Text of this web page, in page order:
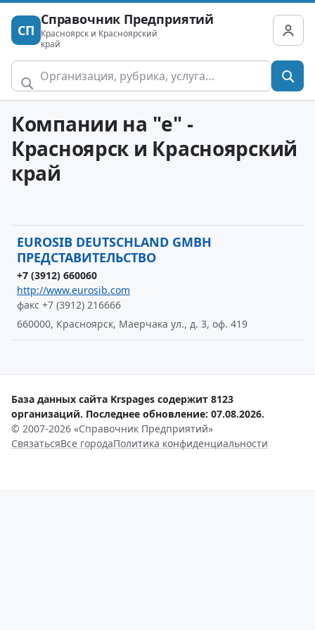
СП
Справочник Предприятий
Красноярск и Красноярский
край
Компании на "e" -
Красноярск и Красноярский
край
EUROSIB DEUTSCHLAND GMBH
ПРЕДСТАВИТЕЛЬСТВО
+7 (3912) 660060
http://www.eurosib.com
факс +7 (3912) 216666
660000, Красноярск, Маерчака ул., д. 3, оф. 419
База данных сайта Krspages содержит 8123
организаций. Последнее обновление: 07.08.2026.
© 2007-2026 «Справочник Предприятий»
СвязатьсяВсе городаПолитика конфиденциальности